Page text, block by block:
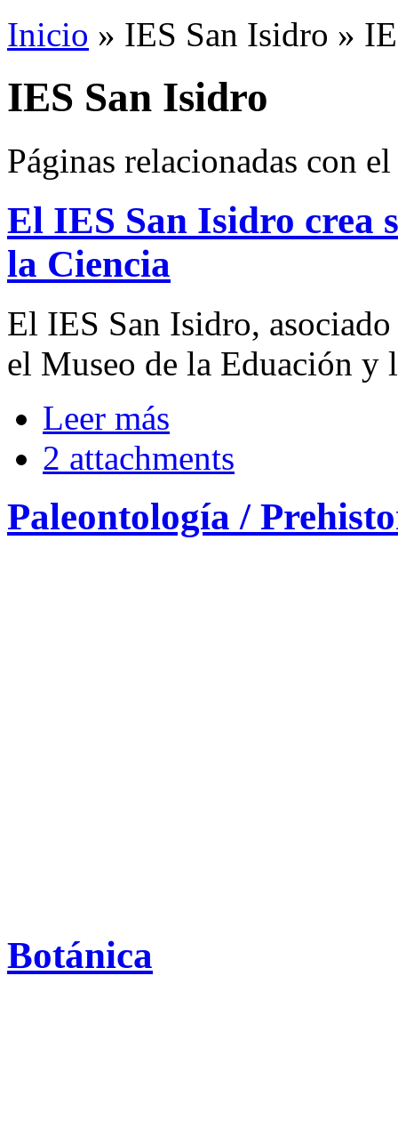
Inicio » IES San Isidro »
IES San Isidro
Páginas relacionadas con
El IES San Isidro crea
la Ciencia
El IES San Isidro,
el Museo de la Eduación y
Leer más
2 attachments
Paleontología /
Botánica